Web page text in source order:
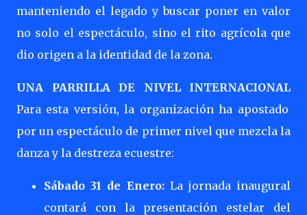
manteniendo el legado y buscar poner en valor
no solo el espectáculo, sino el rito agrícola que
dio origen a la identidad de la zona.
UNA PARRILLA DE NIVEL INTERNACIONAL
Para esta versión, la organización ha apostado
por un espectáculo de primer nivel que mezcla la
danza y la destreza ecuestre:
Sábado 31 de Enero:La jornada inaugural
contará con la presentación estelar del